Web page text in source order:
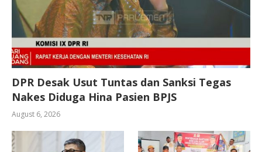
DPR Desak Usut Tuntas dan Sanksi Tegas
Nakes Diduga Hina Pasien BPJS
August 6, 2026